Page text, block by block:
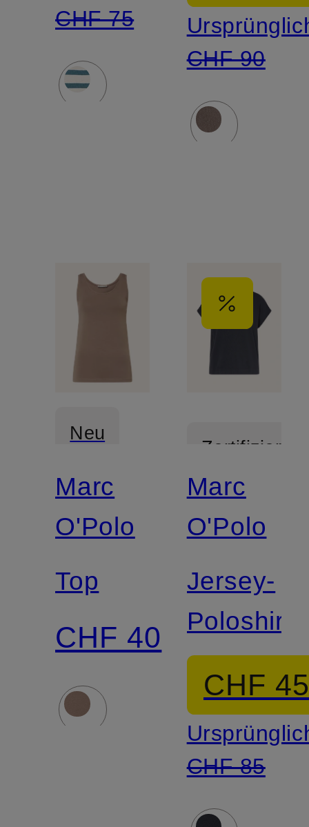
CHF 75
CHF 90
Neu
Zertifiziert
Marc
O'Polo
Top
CHF 40
Zertifiziert
Marc
O'Polo
Jersey-
Poloshirt
CHF
CHF 85